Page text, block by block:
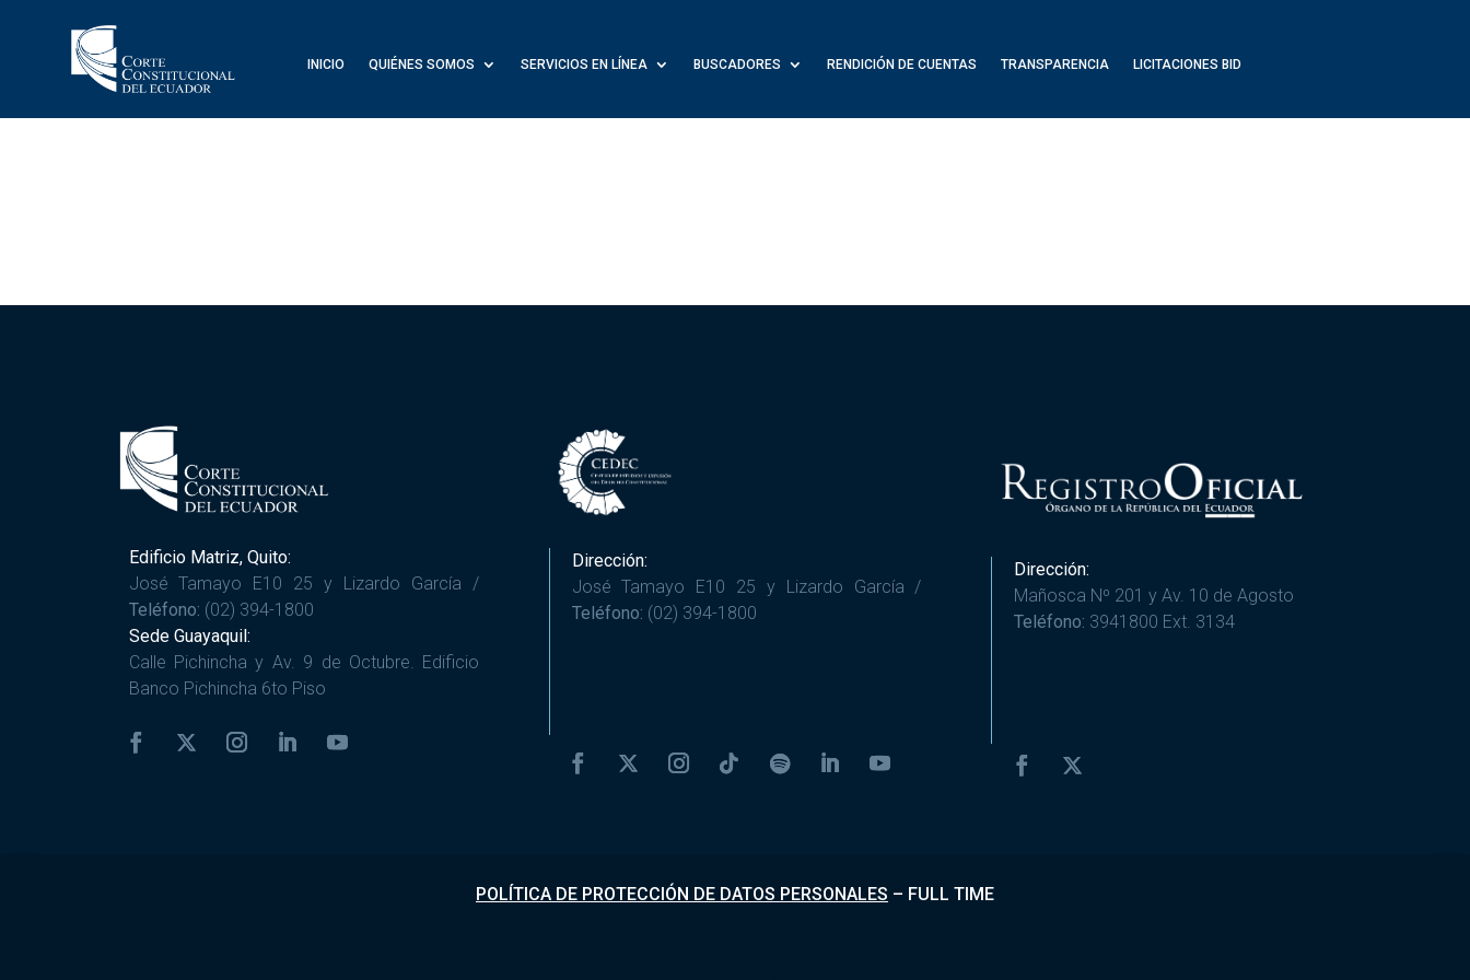
INICIO QUIÉNES SOMOS SERVICIOS EN LÍNEA BUSCADORES RENDICIÓN DE CUENTAS TRANSPARENCIA LICITACIONES BID
Edificio Matriz, Quito:
José Tamayo E10 25 y Lizardo García /
Teléfono: (02) 394-1800
Sede Guayaquil:
Calle Pichincha y Av. 9 de Octubre. Edificio
Banco Pichincha 6to Piso
Dirección:
José Tamayo E10 25 y Lizardo García /
Teléfono: (02) 394-1800
Dirección:
Mañosca Nº 201 y Av. 10 de Agosto
Teléfono: 3941800 Ext. 3134
POLÍTICA DE PROTECCIÓN DE DATOS PERSONALES – FULL TIME